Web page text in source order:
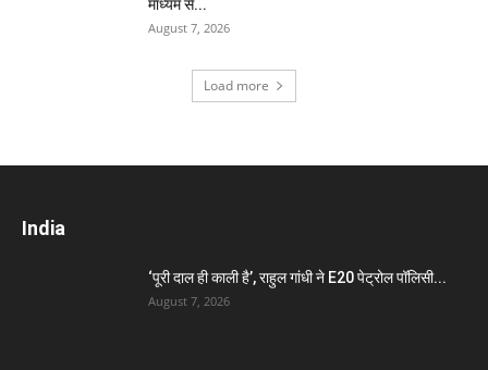
माध्यम से...
August 7, 2026
Load more
India
‘पूरी दाल ही काली है’, राहुल गांधी ने E20 पेट्रोल पॉलिसी...
August 7, 2026